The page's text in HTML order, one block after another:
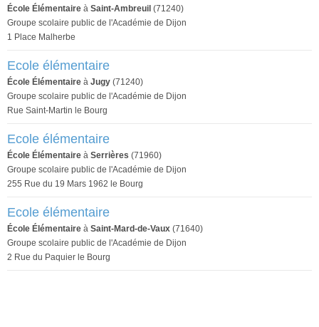
École Élémentaire à Saint-Ambreuil (71240)
Groupe scolaire public de l'Académie de Dijon
1 Place Malherbe
Ecole élémentaire
École Élémentaire à Jugy (71240)
Groupe scolaire public de l'Académie de Dijon
Rue Saint-Martin le Bourg
Ecole élémentaire
École Élémentaire à Serrières (71960)
Groupe scolaire public de l'Académie de Dijon
255 Rue du 19 Mars 1962 le Bourg
Ecole élémentaire
École Élémentaire à Saint-Mard-de-Vaux (71640)
Groupe scolaire public de l'Académie de Dijon
2 Rue du Paquier le Bourg